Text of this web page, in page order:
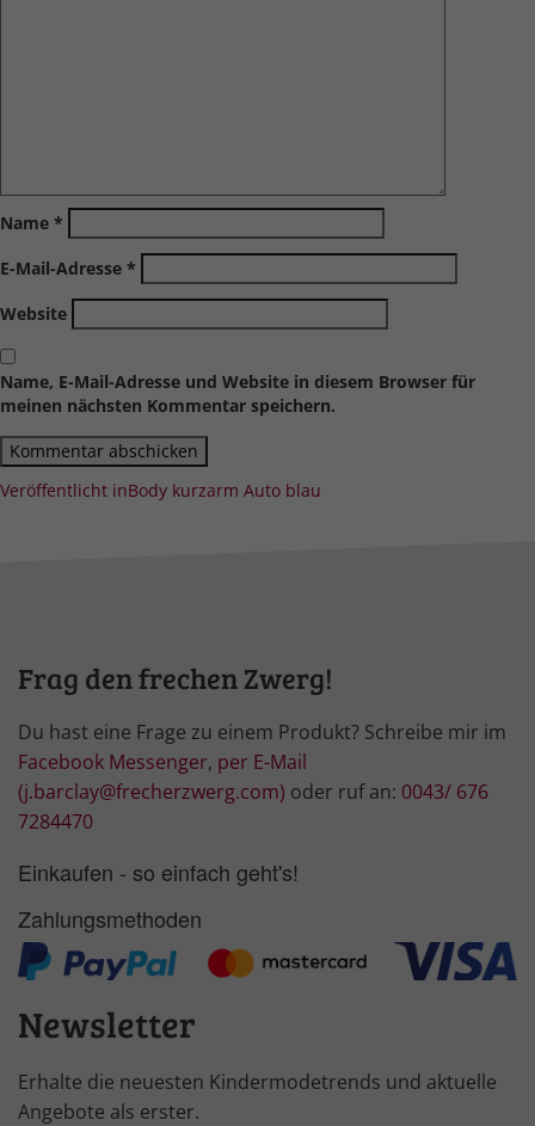
Name *
E-Mail-Adresse *
Website
Name, E-Mail-Adresse und Website in diesem Browser für
meinen nächsten Kommentar speichern.
Beitragsnavigation
Veröffentlicht inBody kurzarm Auto blau
Frag den frechen Zwerg!
Du hast eine Frage zu einem Produkt? Schreibe mir im
Facebook Messenger, per E-Mail
(j.barclay@frecherzwerg.com) oder ruf an: 0043/ 676
7284470
Einkaufen - so einfach geht's!
Zahlungsmethoden
Newsletter
Erhalte die neuesten Kindermodetrends und aktuelle
Angebote als erster.